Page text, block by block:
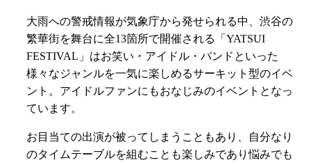
大雨への警戒情報が気象庁から発せられる中、渋谷の
繁華街を舞台に全13箇所で開催される「YATSUI
FESTIVAL」はお笑い・アイドル・バンドといった
様々なジャンルを一気に楽しめるサーキット型のイベ
ント。アイドルファンにもおなじみのイベントとなっ
ています。
お目当ての出演が被ってしまうこともあり、自分なり
のタイムテーブルを組むことも楽しみであり悩みでも